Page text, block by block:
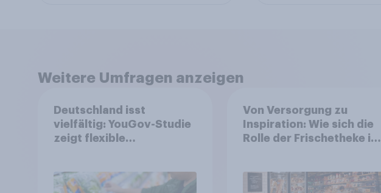
Weitere Umfragen anzeigen
Deutschland isst
vielfältig: YouGov-Studie
zeigt flexible
Von Versorgung zu
Inspiration: Wie sich die
Rolle der Frischetheke im